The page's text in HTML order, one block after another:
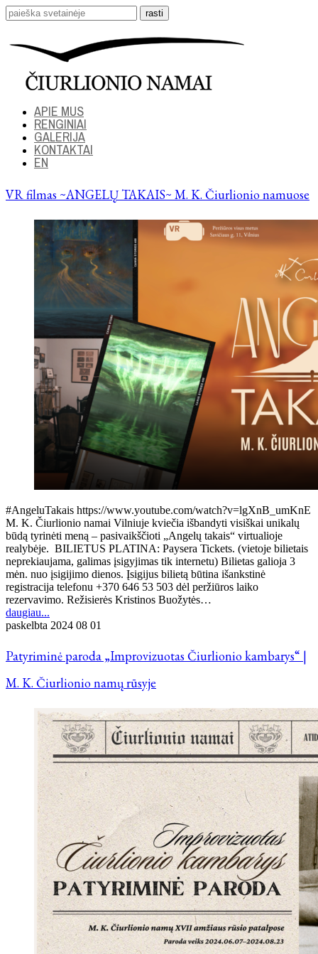
APIE MUS
RENGINIAI
GALERIJA
KONTAKTAI
EN
VR filmas ~ANGELŲ TAKAIS~ M. K. Čiurlionio namuose
#AngeluTakais https://www.youtube.com/watch?v=lgXnB_umKnE
M. K. Čiurlionio namai Vilniuje kviečia išbandyti visiškai unikalų
būdą tyrinėti meną – pasivaikščioti „Angelų takais“ virtualioje
realybėje. BILIETUS PLATINA: Paysera Tickets. (vietoje bilietais
neprekiaujama, galimas įsigyjimas tik internetu) Bilietas galioja 3
mėn. nuo įsigijimo dienos. Įsigijus bilietą būtina išankstinė
registracija telefonu +370 646 53 503 dėl peržiūros laiko
rezervavimo. Režisierės Kristinos Buožytės…
daugiau...
paskelbta 2024 08 01
Patyriminė paroda „Improvizuotas Čiurlionio kambarys“ |
M. K. Čiurlionio namų rūsyje